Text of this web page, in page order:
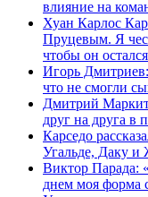
влияние на
Хуан Карлос
Пруцевым. Я
чтобы он
Игорь
что не смогли
Дмитрий
друг на друга в
Карседо
Угальде, Даку и
Виктор Парада:
днем моя форма